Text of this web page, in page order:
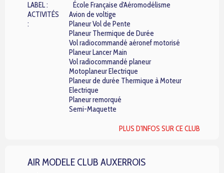
LABEL :
École Française d'Aéromodélisme
ACTIVITÉS
:
Avion de voltige
Planeur Vol de Pente
Planeur Thermique de Durée
Vol radiocommandé aéronef motorisé
Planeur Lancer Main
Vol radiocommandé planeur
Motoplaneur Electrique
Planeur de durée Thermique à Moteur
Electrique
Planeur remorqué
Semi-Maquette
PLUS D'INFOS SUR CE CLUB
AIR MODELE CLUB AUXERROIS